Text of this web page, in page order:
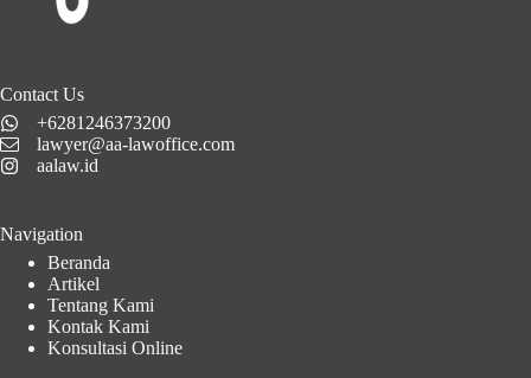
Contact Us
+6281246373200
lawyer@aa-lawoffice.com
aalaw.id
Navigation
Beranda
Artikel
Tentang Kami
Kontak Kami
Konsultasi Online